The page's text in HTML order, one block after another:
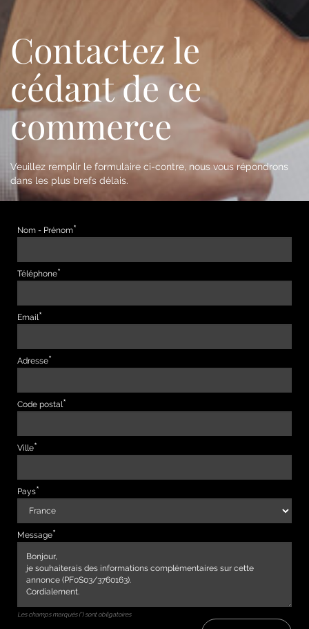
Contactez le
cédant de ce
commerce
Veuillez remplir le formulaire ci-contre, nous vous répondrons
dans les plus brefs délais.
Nom - Prénom
Téléphone
Email
Adresse
Code postal
Ville
Pays
Message
Les champs marqués (*) sont obligatoires